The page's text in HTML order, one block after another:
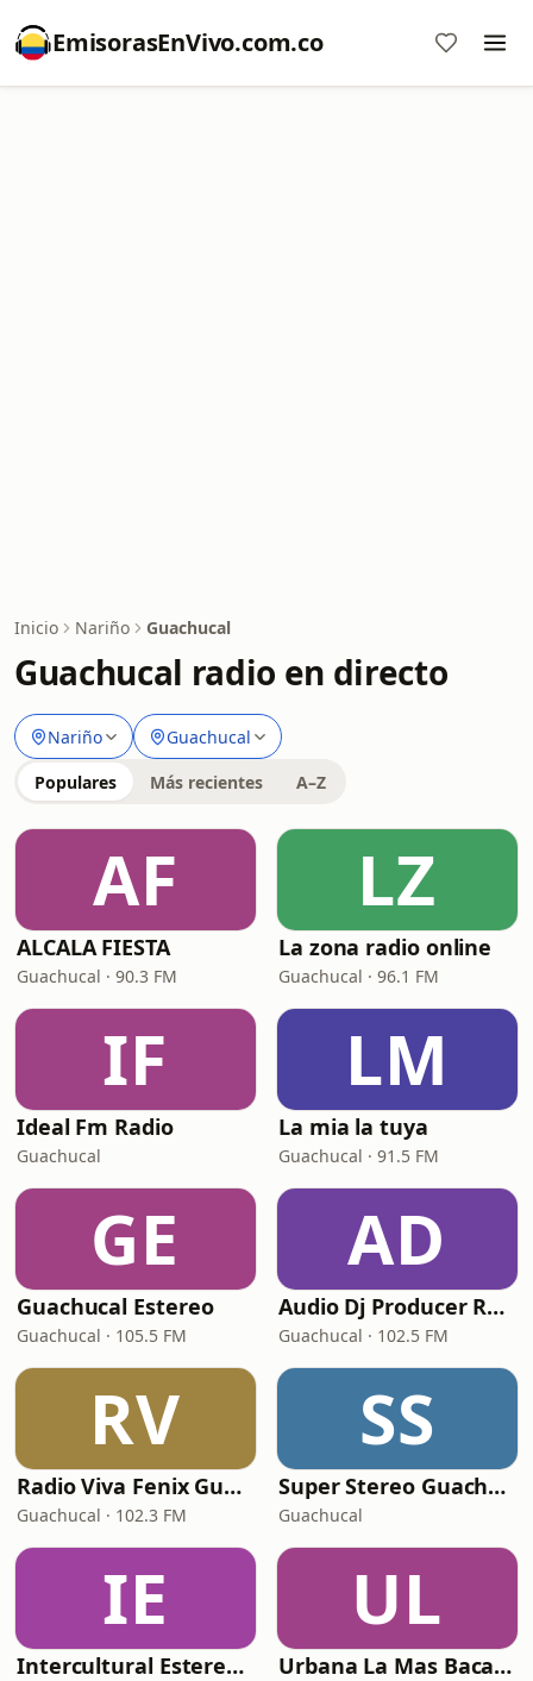
EmisorasEnVivo.com.co
Inicio Nariño Guachucal
Guachucal radio en directo
Nariño Guachucal
Populares Más recientes A–Z
AF
ALCALA FIESTA
Guachucal · 90.3 FM
LZ
La zona radio online
Guachucal · 96.1 FM
IF
Ideal Fm Radio
Guachucal
LM
La mia la tuya
Guachucal · 91.5 FM
GE
Guachucal Estereo
Guachucal · 105.5 FM
AD
Audio Dj Producer Radio
Guachucal · 102.5 FM
RV
Radio Viva Fenix Guachucal
Guachucal · 102.3 FM
SS
Super Stereo Guachucal
Guachucal
IE
Intercultural Estereo Guachucal
UL
Urbana La Mas Bacana